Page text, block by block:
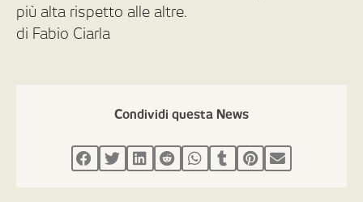
più alta rispetto alle altre.
di Fabio Ciarla
Condividi questa News